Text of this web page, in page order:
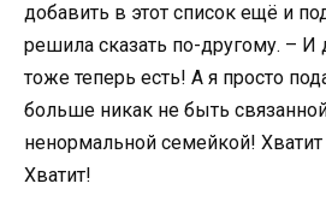
добавить в этот список ещё и
решила сказать по-другому. – И
тоже теперь есть! А я просто
больше никак не быть
ненормальной семейкой! Хватит
Хватит!